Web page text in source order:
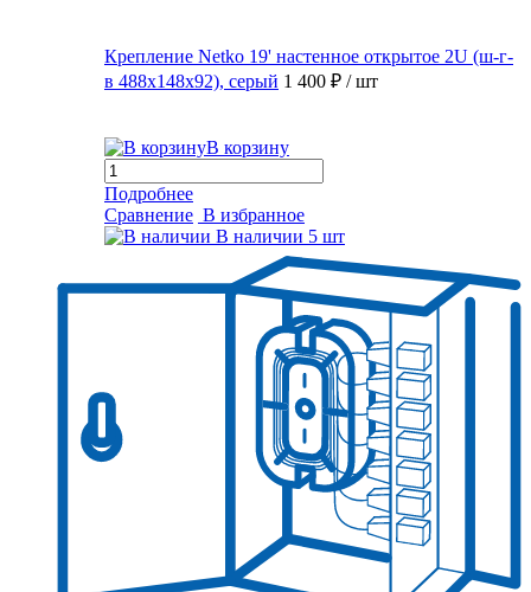
Крепление Netko 19' настенное открытое 2U (ш-г-
в 488х148х92), серый 1 400 ₽ / шт
В корзину
Подробнее
Сравнение В избранное
В наличии 5 шт